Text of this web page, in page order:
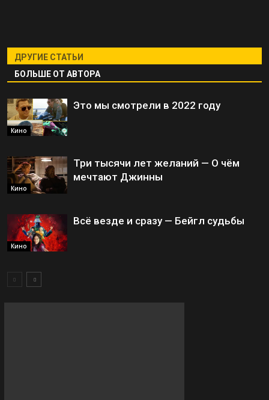
ДРУГИЕ СТАТЬИ
БОЛЬШЕ ОТ АВТОРА
Кино
Это мы смотрели в 2022 году
Кино
Три тысячи лет желаний — О чём
мечтают Джинны
Кино
Всё везде и сразу — Бейгл судьбы